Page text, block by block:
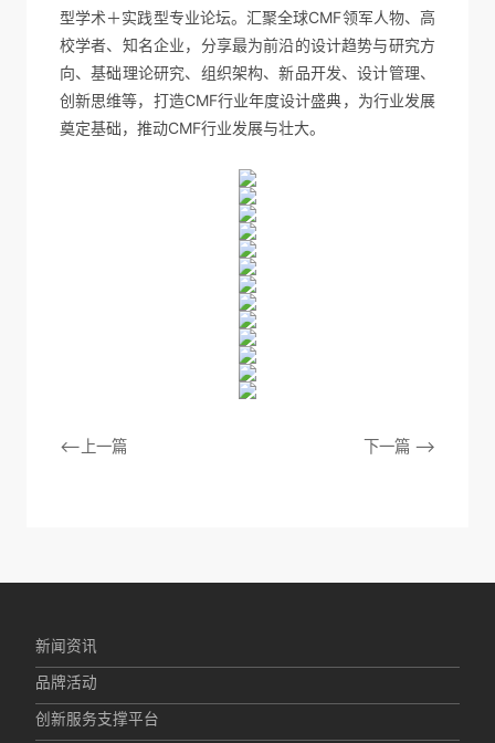
型学术＋实践型专业论坛。汇聚全球CMF领军人物、高
校学者、知名企业，分享最为前沿的设计趋势与研究方
向、基础理论研究、组织架构、新品开发、设计管理、
创新思维等，打造CMF行业年度设计盛典，为行业发展
奠定基础，推动CMF行业发展与壮大。
<--上一篇 下一篇 -->
新闻资讯
品牌活动
创新服务支撑平台